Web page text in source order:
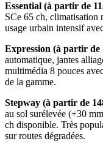
Essential (à partir de
SCe 65 ch, climatisation
usage urbain intensif
Expression (à partir de
automatique, jantes
multimédia 8 pouces
de la gamme.
Stepway (à partir de
au sol surélevée (+30
ch disponible. Très
sur routes dégradées.